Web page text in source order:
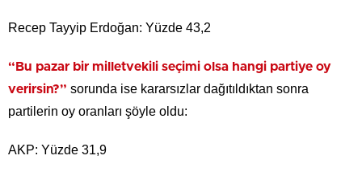
Recep Tayyip Erdoğan: Yüzde 43,2
“Bu pazar bir milletvekili seçimi olsa hangi partiye oy
verirsin?” sorunda ise kararsızlar dağıtıldıktan sonra
partilerin oy oranları şöyle oldu:
AKP: Yüzde 31,9